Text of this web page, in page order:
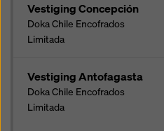
Vestiging Concepción
Doka Chile Encofrados
Limitada
Vestiging Antofagasta
Doka Chile Encofrados
Limitada